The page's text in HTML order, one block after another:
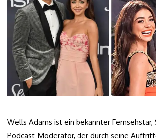
Wells Adams ist ein bekannter Fernsehstar,
Podcast-Moderator, der durch seine